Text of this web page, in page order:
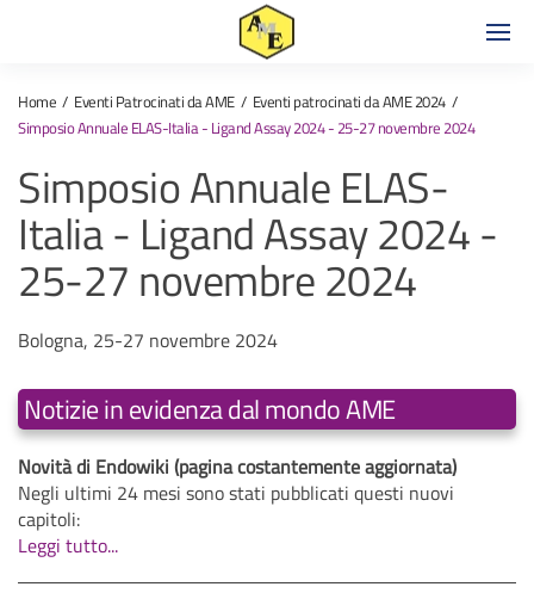
Home Eventi Patrocinati da AME
Eventi patrocinati da AME 2024
Simposio Annuale ELAS-Italia - Ligand Assay 2024 - 25-27 novembre 2024
Simposio Annuale ELAS-
Italia - Ligand Assay 2024 -
25-27 novembre 2024
Bologna, 25-27 novembre 2024
Notizie in evidenza dal mondo AME
Novità di Endowiki (pagina costantemente aggiornata)
Negli ultimi 24 mesi sono stati pubblicati questi nuovi
capitoli:
Leggi tutto...